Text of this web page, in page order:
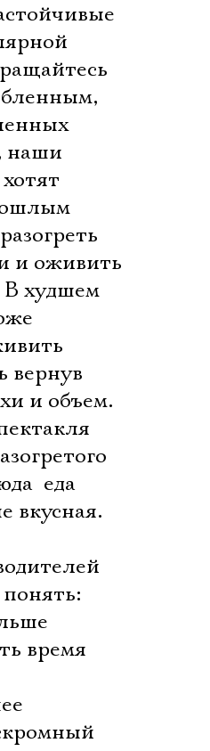
наши
и оживить
худшем
вернув
и объем.
 еда
вкусная.
время